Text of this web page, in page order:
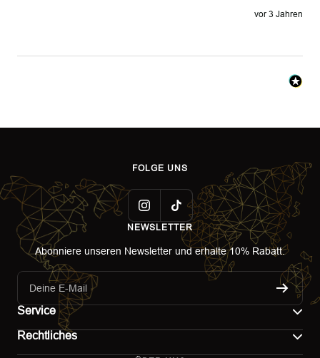
vor 3 Jahren
FOLGE UNS
NEWSLETTER
Abonniere unseren Newsletter und erhalte 10% Rabatt.
Deine E-Mail
Service
Rechtliches